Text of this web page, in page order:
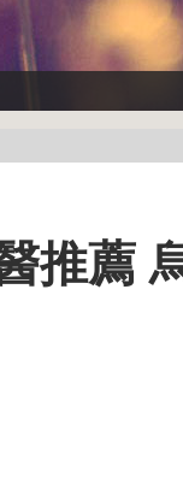
推薦